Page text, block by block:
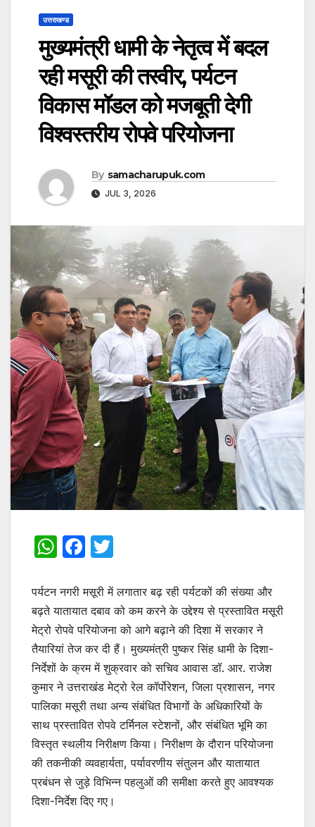
उत्तराखण्ड
मुख्यमंत्री धामी के नेतृत्व में बदल
रही मसूरी की तस्वीर, पर्यटन
विकास मॉडल को मजबूती देगी
विश्वस्तरीय रोपवे परियोजना
By samacharupuk.com
JUL 3, 2026
W
at
s
A
p
p
F
c
e
b
o
o
k
itt
er
पर्यटन नगरी मसूरी में लगातार बढ़ रही पर्यटकों की संख्या और
बढ़ते यातायात दबाव को कम करने के उद्देश्य से प्रस्तावित मसूरी
मेट्रो रोपवे परियोजना को आगे बढ़ाने की दिशा में सरकार ने
तैयारियां तेज कर दी हैं। मुख्यमंत्री पुष्कर सिंह धामी के दिशा-
निर्देशों के क्रम में शुक्रवार को सचिव आवास डॉ. आर. राजेश
कुमार ने उत्तराखंड मेट्रो रेल कॉर्पोरेशन, जिला प्रशासन, नगर
पालिका मसूरी तथा अन्य संबंधित विभागों के अधिकारियों के
साथ प्रस्तावित रोपवे टर्मिनल स्टेशनों, और संबंधित भूमि का
विस्तृत स्थलीय निरीक्षण किया। निरीक्षण के दौरान परियोजना
की तकनीकी व्यवहार्यता, पर्यावरणीय संतुलन और यातायात
प्रबंधन से जुड़े विभिन्न पहलुओं की समीक्षा करते हुए आवश्यक
दिशा-निर्देश दिए गए।